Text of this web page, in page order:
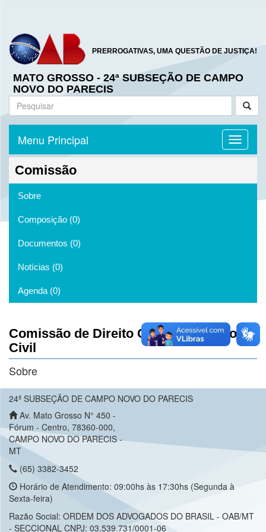
PRERROGATIVAS, UMA QUESTÃO DE JUSTIÇA!
MATO GROSSO - 24ª SUBSEÇÃO DE CAMPO
NOVO DO PARECIS
Toggle
Menu Principal
Comissão
Sobre
Composição (0)
Documentos (0)
Notícias (0)
Agenda (0)
Comissão de Direito Civil e Processo
Civil
Sobre
24ª SUBSEÇÃO DE CAMPO NOVO DO PARECIS
Av. Mato Grosso N° 450 -
Fórum - Centro, 78360-000,
CAMPO NOVO DO PARECIS -
MT
(65) 3382-3452
Horário de Atendimento: 09:00hs às 17:30hs (Segunda à
Sexta-feira)
Razão Social: ORDEM DOS ADVOGADOS DO BRASIL - OAB/MT
- SECCIONAL CNPJ: 03.539.731/0001-06